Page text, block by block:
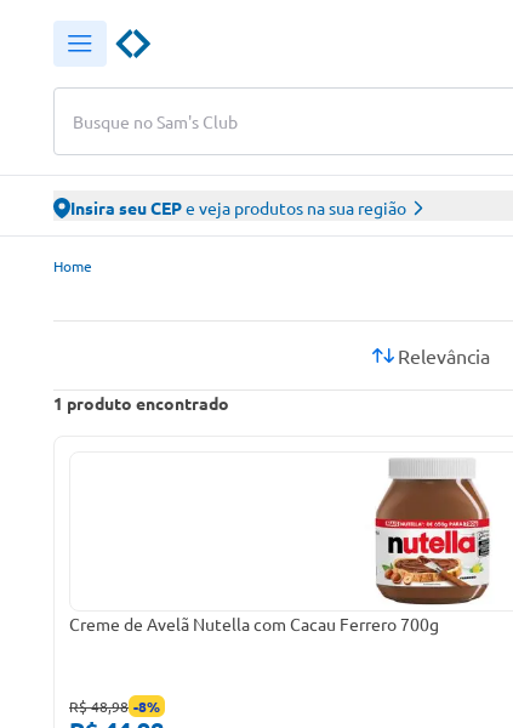
Busque no Sam's Club
Insira seu CEPe veja produtos na sua região
Sam’s Club – Faça suas compras online
Home
1 produto encontrado
Relevância
Creme de Avelã Nutella com Cacau Ferrero 700g
R$ 48,98 -8%